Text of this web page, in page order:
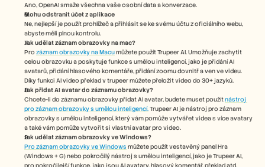
Ano, OpenAI smaže všechna vaše osobní data a konverzace.
Mohu odstranit účet z aplikace
Ne, nejlepší je použít prohlížeč a přihlásit se ke svému účtu z oficiálního webu,
abyste měli plnou kontrolu.
Jak udělat záznam obrazovky na mac?
Pro záznam obrazovky na Macu můžete použít Trupeer AI. Umožňuje zachytit
celou obrazovku a poskytuje funkce s umělou inteligencí, jako je přidání AI
avatarů, přidání hlasového komentáře, přidání zoomu dovnitř a ven ve videu.
Díky funkci AI video překlad v trupeer můžete přeložit video do 30+ jazyků.
Jak přidat AI avatar do záznamu obrazovky?
Chcete-li do záznamu obrazovky přidat AI avatar, budete muset použít nástroj
pro záznam obrazovky s umělou inteligencí. Trupeer AI je nástroj pro záznam
obrazovky s umělou inteligencí, který vám pomůže vytvářet videa s více avatary
a také vám pomůže vytvořit si vlastní avatar pro video.
Jak udělat záznam obrazovky ve Windows?
Pro záznam obrazovky ve Windows můžete použít vestavěný panel Hra
(Windows + G) nebo pokročilý nástroj s umělou inteligencí, jako je Trupeer AI,
pro pokročilejší funkce, jako jsou AI avatary, hlasový komentář, překlad atd.